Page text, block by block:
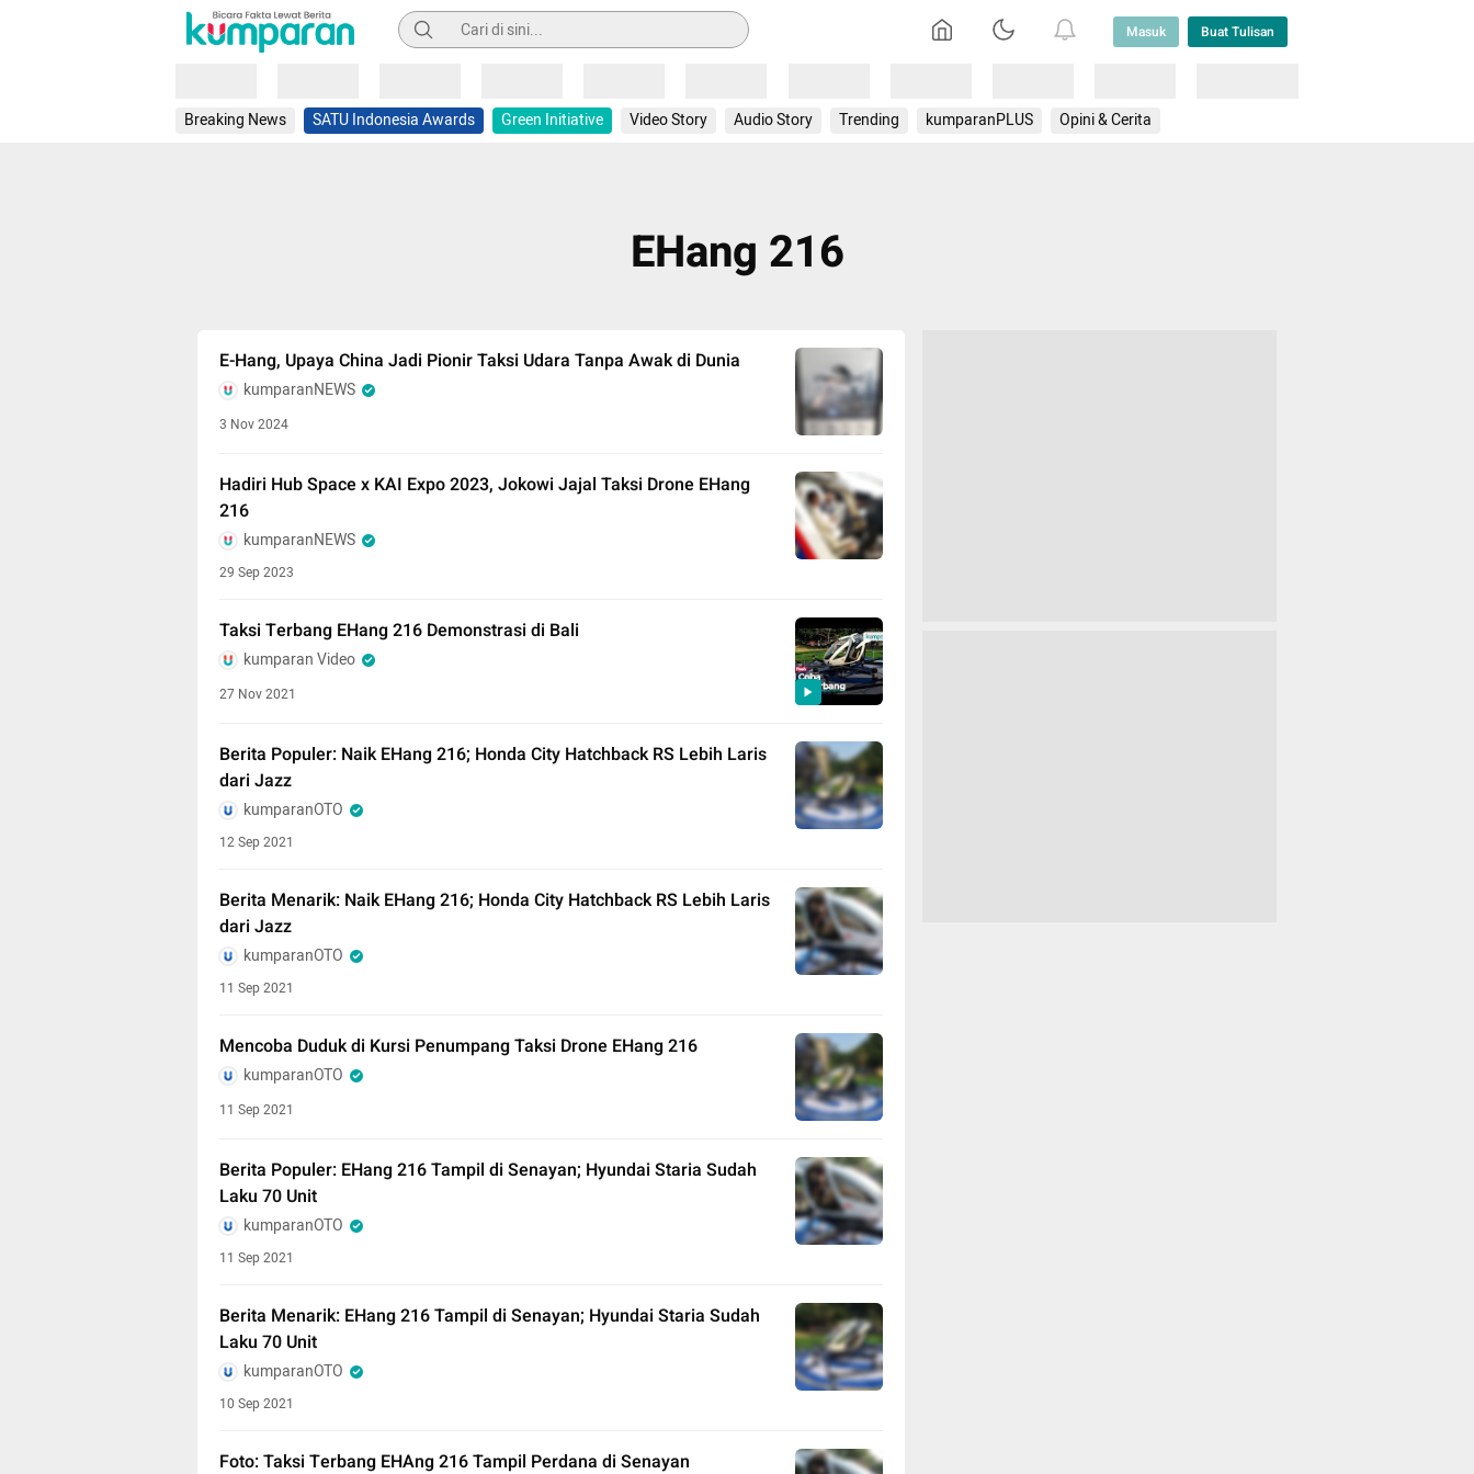
Pencarian Masuk Buat Tulisan
Breaking News SATU Indonesia Awards Green Initiative Video Story Audio Story Trending kumparanPLUS Opini & Cerita
EHang 216
E-Hang, Upaya China Jadi Pionir Taksi Udara Tanpa Awak di Dunia
kumparanNEWS
3 Nov 2024
Hadiri Hub Space x KAI Expo 2023, Jokowi Jajal Taksi Drone EHang
216
kumparanNEWS
29 Sep 2023
Taksi Terbang EHang 216 Demonstrasi di Bali
kumparan Video
27 Nov 2021
Berita Populer: Naik EHang 216; Honda City Hatchback RS Lebih Laris
dari Jazz
kumparanOTO
12 Sep 2021
Berita Menarik: Naik EHang 216; Honda City Hatchback RS Lebih Laris
dari Jazz
kumparanOTO
11 Sep 2021
Mencoba Duduk di Kursi Penumpang Taksi Drone EHang 216
kumparanOTO
11 Sep 2021
Berita Populer: EHang 216 Tampil di Senayan; Hyundai Staria Sudah
Laku 70 Unit
kumparanOTO
11 Sep 2021
Berita Menarik: EHang 216 Tampil di Senayan; Hyundai Staria Sudah
Laku 70 Unit
kumparanOTO
10 Sep 2021
Foto: Taksi Terbang EHAng 216 Tampil Perdana di Senayan